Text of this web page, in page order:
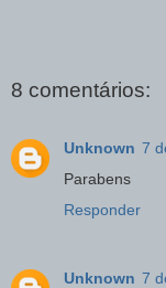
8 comentários:
Unknown 7
Parabens
Responder
Unknown 7